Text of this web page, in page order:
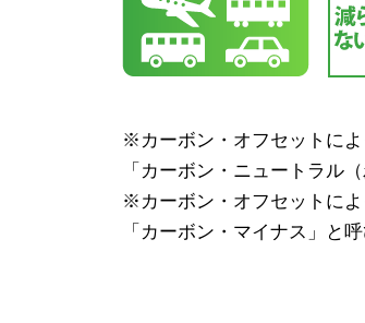
※カーボン・オフセットによ
「カーボン・ニュートラル
※カーボン・オフセットによ
「カーボン・マイナス」と呼